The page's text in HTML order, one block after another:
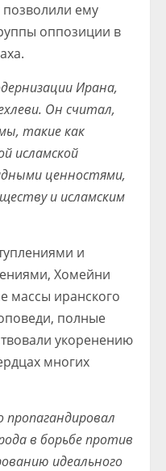
ему
оппозиции в
Ирана,
Он считал,
такие как
исламской
ценностями,
и исламским
и
Хомейни
массы иранского
полные
укоренению
многих
в борьбе против
идеального